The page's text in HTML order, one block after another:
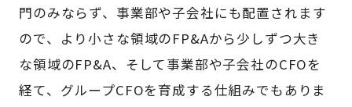
門のみならず、事業部や子会社にも配置されます
ので、より小さな領域のFP&Aから少しずつ大き
な領域のFP&A、そして事業部や子会社のCFOを
経て、グループCFOを育成する仕組みでもありま